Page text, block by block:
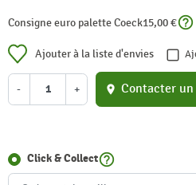
Consigne euro palette Coeck15,00 €help_outline
Ajouter à la liste d'envies
- + location_on Contacter un
Click & Collecthelp_outline